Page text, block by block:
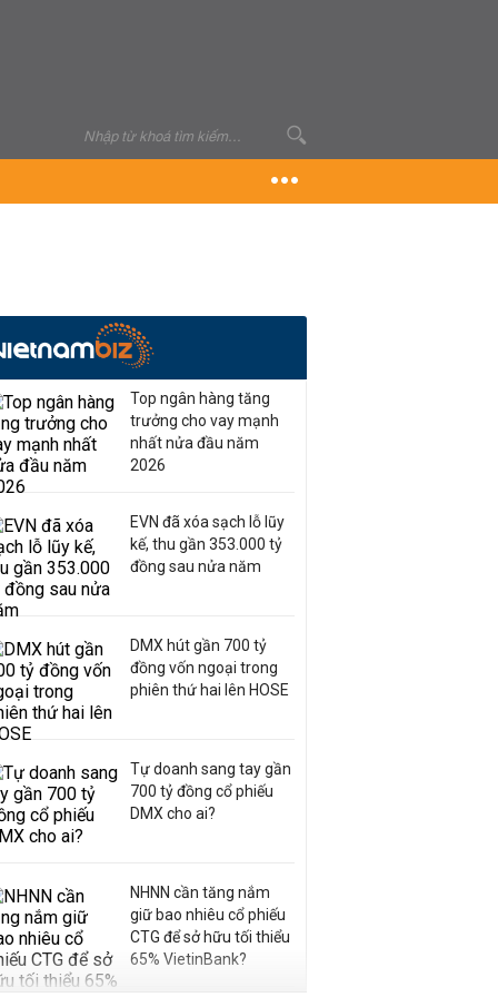
Top ngân hàng tăng
trưởng cho vay mạnh
nhất nửa đầu năm
2026
EVN đã xóa sạch lỗ lũy
kế, thu gần 353.000 tỷ
đồng sau nửa năm
DMX hút gần 700 tỷ
đồng vốn ngoại trong
phiên thứ hai lên HOSE
Tự doanh sang tay gần
700 tỷ đồng cổ phiếu
DMX cho ai?
NHNN cần tăng nắm
giữ bao nhiêu cổ phiếu
CTG để sở hữu tối thiểu
65% VietinBank?